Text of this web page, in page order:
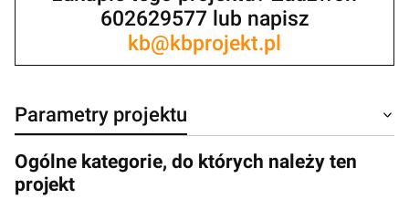
602629577 lub napisz
kb@kbprojekt.pl
Parametry projektu
Ogólne kategorie, do których należy ten
projekt